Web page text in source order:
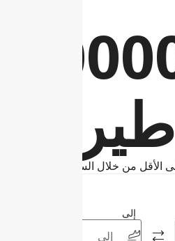
طيران
إلى